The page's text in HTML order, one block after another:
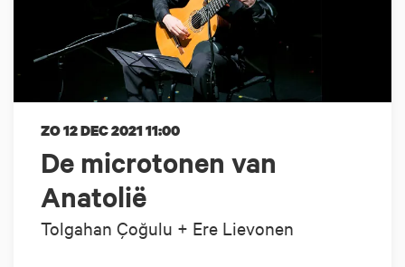
De microtonen van
Anatolië
Tolgahan Çoğulu + Ere Lievonen
ZO 12 DEC 202111:00